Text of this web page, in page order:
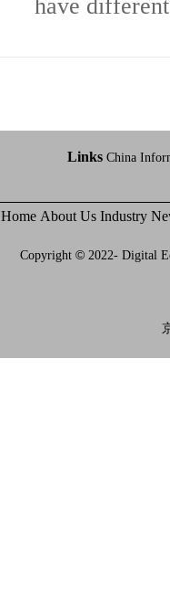
have
Links China
Home About Us Industry
Copyright ©2022- Digital